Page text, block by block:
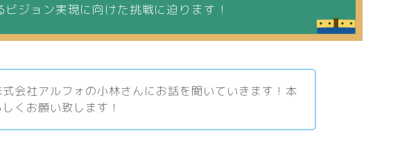
ビジョン実現に向けた挑戦に迫ります！
会社アルフォの小林さんにお話を聞いていきます！本
くお願い致します！